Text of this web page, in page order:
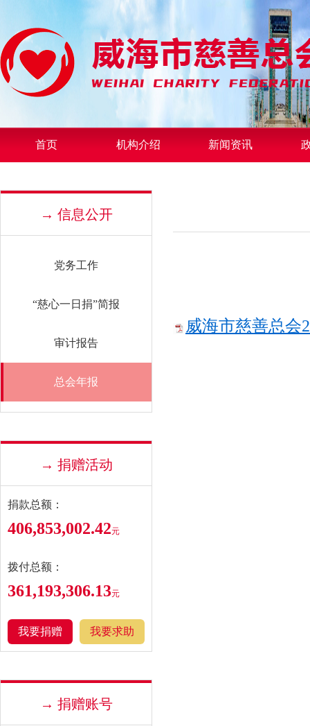
首页 机构介绍 新闻资讯
→ 信息公开
党务工作
“慈心一日捐”简报
审计报告
总会年报
→ 捐赠活动
捐款总额：
406,853,002.42元
拨付总额：
361,193,306.13元
我要捐赠 我要求助
→ 捐赠账号
威海市慈善总会